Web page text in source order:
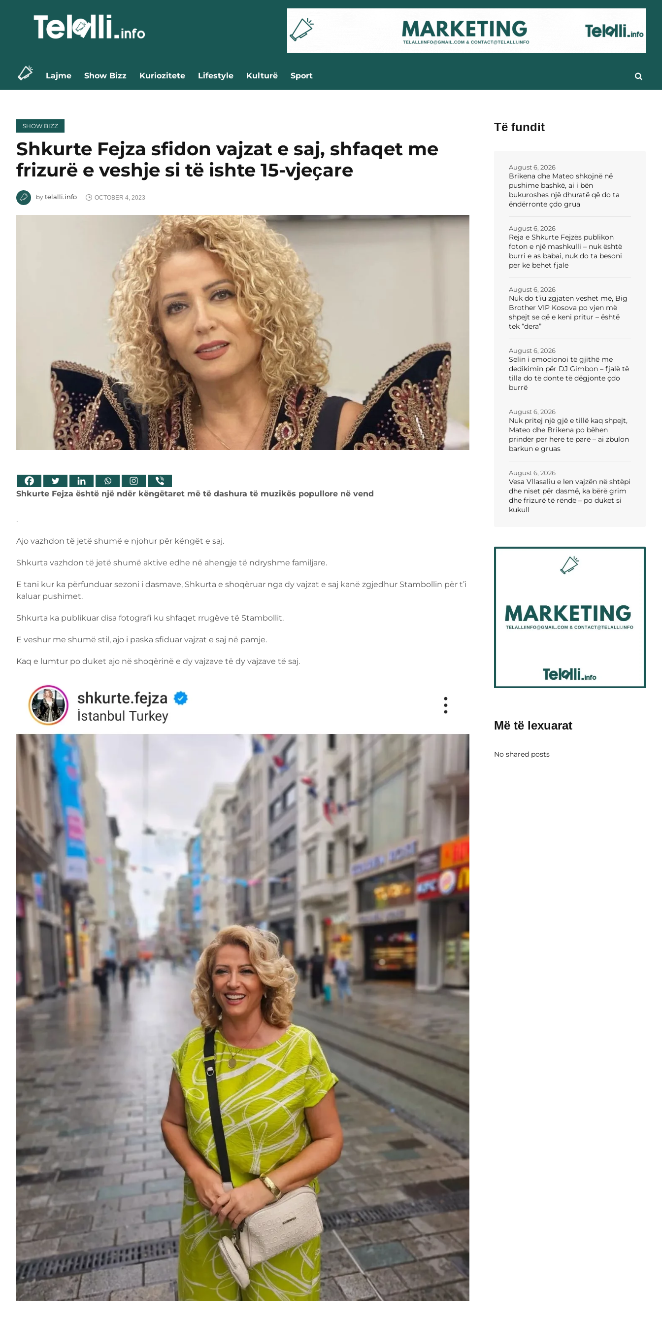
Lajme Show Bizz Kuriozitete Lifestyle Kulturë Sport
SHOW BIZZ
Shkurte Fejza sfidon vajzat e saj, shfaqet me
frizurë e veshje si të ishte 15-vjeҫare
bytelalli.info OCTOBER 4, 2023
Shkurte Fejza është një ndër këngëtaret më të dashura të muzikës popullore në vend
.
Ajo vazhdon të jetë shumë e njohur për këngët e saj.
Shkurta vazhdon të jetë shumë aktive edhe në ahengje të ndryshme familjare.
E tani kur ka përfunduar sezoni i dasmave, Shkurta e shoqëruar nga dy vajzat e saj kanë zgjedhur Stambollin për t’i
kaluar pushimet.
Shkurta ka publikuar disa fotografi ku shfaqet rrugëve të Stambollit.
E veshur me shumë stil, ajo i paska sfiduar vajzat e saj në pamje.
Kaq e lumtur po duket ajo në shoqërinë e dy vajzave të dy vajzave të saj.
Të fundit
Brikena dhe Mateo shkojnë në
pushime bashkë, ai i bën
bukuroshes një dhuratë që do ta
ëndërronte çdo grua
August 6, 2026
Reja e Shkurte Fejzës publikon
foton e një mashkulli – nuk është
burri e as babai, nuk do ta besoni
për kë bëhet fjalë
August 6, 2026
Nuk do t’iu zgjaten veshet më, Big
Brother VIP Kosova po vjen më
shpejt se që e keni pritur – është
tek “dera”
August 6, 2026
Selin i emocionoi të gjithë me
dedikimin për DJ Gimbon – fjalë të
tilla do të donte të dëgjonte çdo
burrë
August 6, 2026
Nuk pritej një gjë e tillë kaq shpejt,
Mateo dhe Brikena po bëhen
prindër për herë të parë – ai zbulon
barkun e gruas
August 6, 2026
Vesa Vllasaliu e len vajzën në shtëpi
dhe niset për dasmë, ka bërë grim
dhe frizurë të rëndë – po duket si
kukull
August 6, 2026
Më të lexuarat
No shared posts